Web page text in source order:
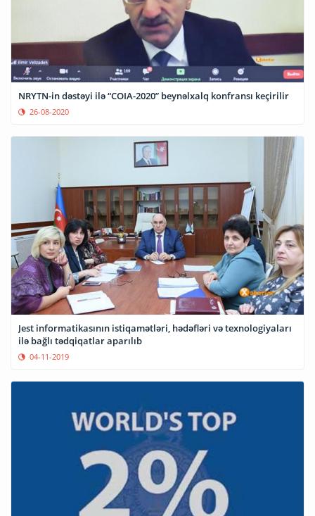
NRYTN-in dəstəyi ilə “COIA-2020” beynəlxalq konfransı keçirilir
26-08-2020
Jest informatikasının istiqamətləri, hədəfləri və texnologiyaları
ilə bağlı tədqiqatlar aparılıb
04-11-2019